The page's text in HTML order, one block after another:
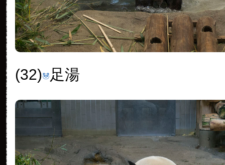
(32) 足湯